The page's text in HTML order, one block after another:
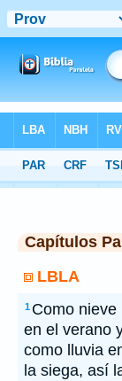
> Proverbios 26
Capítulos
LBLA
1 Como nieve
en el verano
como lluvia
la siega, así